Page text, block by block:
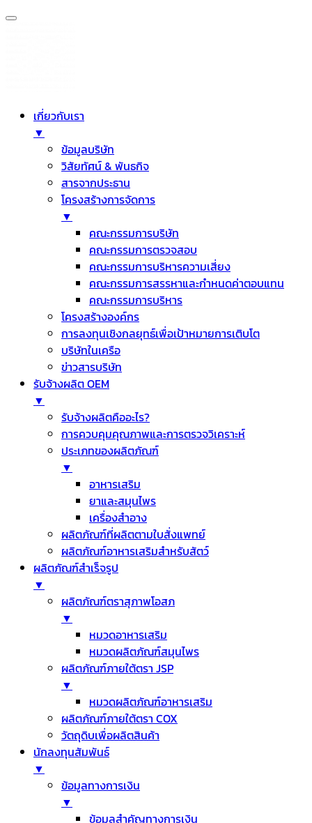
เกี่ยวกับเรา
▼
ข้อมูลบริษัท
วิสัยทัศน์ & พันธกิจ
สารจากประธาน
โครงสร้างการจัดการ
▼
คณะกรรมการบริษัท
คณะกรรมการตรวจสอบ
คณะกรรมการบริหารความเสี่ยง
คณะกรรมการสรรหาและกำหนดค่าตอบแทน
คณะกรรมการบริหาร
โครงสร้างองค์กร
การลงทุนเชิงกลยุทธ์เพื่อเป้าหมายการเติบโต
บริษัทในเครือ
ข่าวสารบริษัท
รับจ้างผลิต OEM
▼
รับจ้างผลิตคืออะไร?
การควบคุมคุณภาพและการตรวจวิเคราะห์
ประเภทของผลิตภัณฑ์
▼
อาหารเสริม
ยาและสมุนไพร
เครื่องสำอาง
ผลิตภัณฑ์ที่ผลิตตามใบสั่งแพทย์
ผลิตภัณฑ์อาหารเสริมสำหรับสัตว์
ผลิตภัณฑ์สำเร็จรูป
▼
ผลิตภัณฑ์ตราสุภาพโอสภ
▼
หมวดอาหารเสริม
หมวดผลิตภัณฑ์สมุนไพร
ผลิตภัณฑ์ภายใต้ตรา JSP
▼
หมวดผลิตภัณฑ์อาหารเสริม
ผลิตภัณฑ์ภายใต้ตรา COX
วัตถุดิบเพื่อผลิตสินค้า
นักลงทุนสัมพันธ์
▼
ข้อมูลทางการเงิน
▼
ข้อมูลสำคัญทางการเงิน